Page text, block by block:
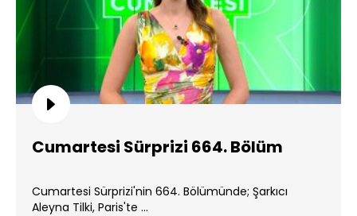
Cumartesi Sürprizi 664. Bölüm
Cumartesi Sürprizi'nin 664. Bölümünde; Şarkıcı
Aleyna Tilki, Paris'te ...